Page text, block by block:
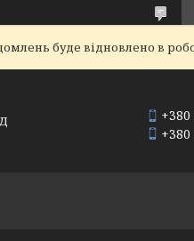
буде відновлено в